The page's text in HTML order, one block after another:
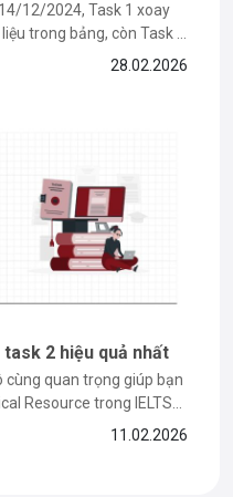
12/2024, Task 1 xoay
trong bảng, còn Task 2
lập. Ở bài viết này, The
28.02.2026
2 hiệu quả nhất
cùng quan trọng giúp bạn
Resource trong IELTS
bài viết này, The Catalyst
11.02.2026